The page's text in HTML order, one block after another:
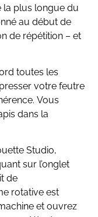
la plus longue du
au début de
de répétition – et
toutes les
votre feutre
Vous
dans la
Studio,
sur l’onglet
de
rotative est
et ouvrez